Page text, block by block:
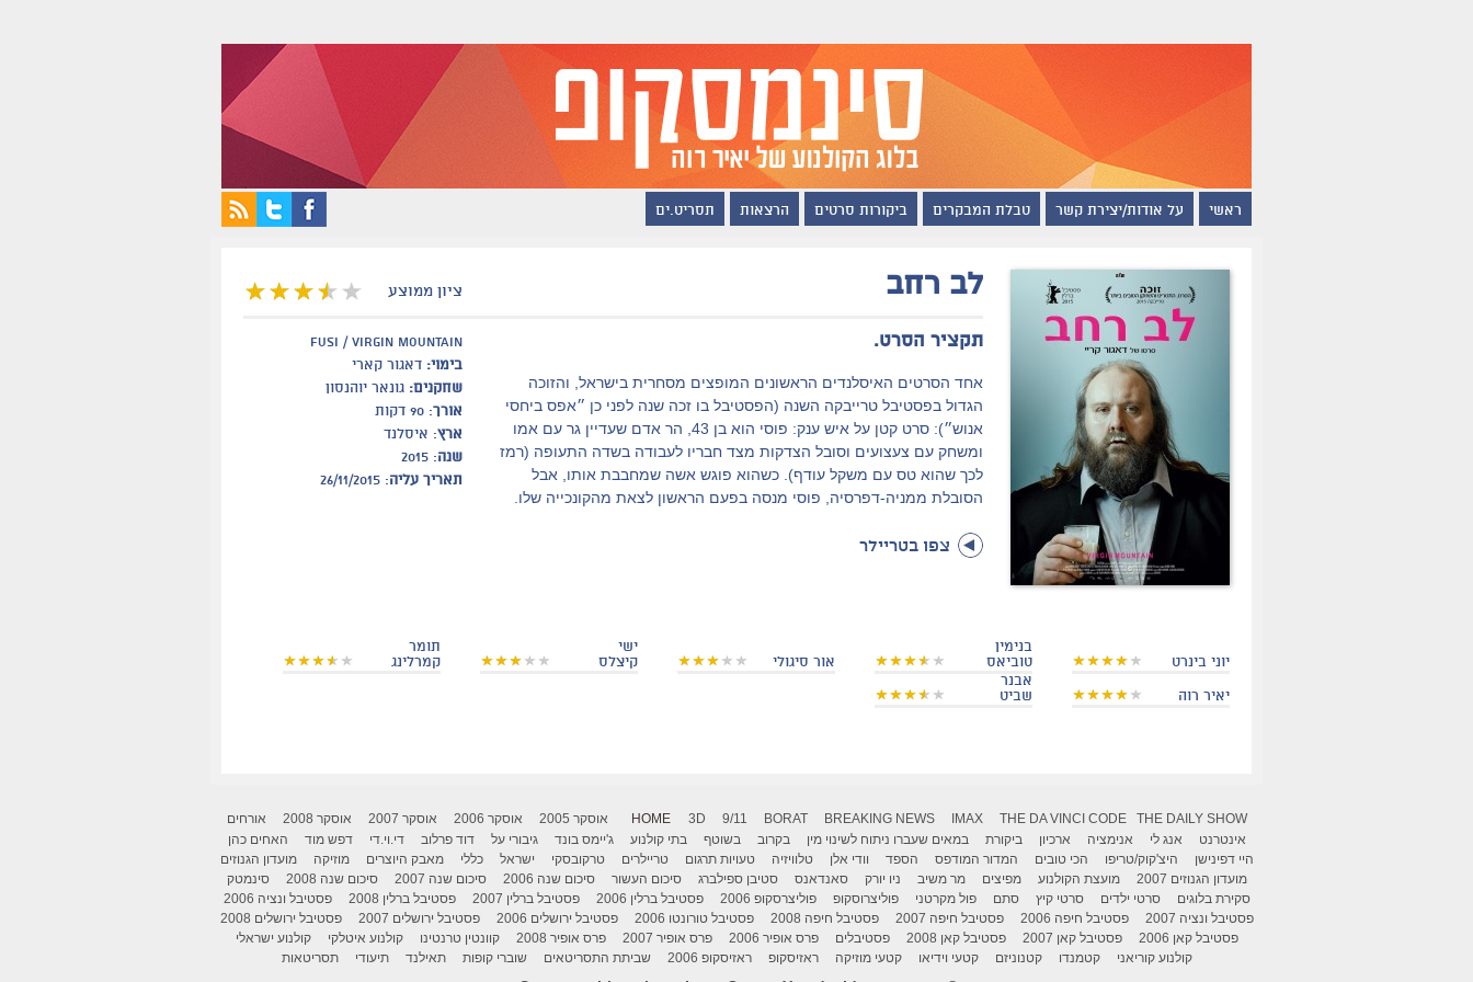
ראשי על אודות/יצירת קשר טבלת המבקרים ביקורות סרטים הרצאות תסריט.ים
ציון ממוצע לב רחב
Fusi / Virgin Mountain
בימוי: דאגור קארי
שחקנים: גונאר יוהנסון
אורך: 90 דקות
ארץ: איסלנד
שנה: 2015
תאריך עליה: 26/11/2015
תקציר הסרט.
אחד הסרטים האיסלנדים הראשונים המופצים מסחרית בישראל, והזוכה
הגדול בפסטיבל טרייבקה השנה (הפסטיבל בו זכה שנה לפני כן ״אפס ביחסי
אנוש״): סרט קטן על איש ענק: פוסי הוא בן 43, הר אדם שעדיין גר עם אמו
ומשחק עם צעצועים וסובל הצדקות מצד חבריו לעבודה בשדה התעופה (רמז
לכך שהוא טס עם משקל עודף). כשהוא פוגש אשה שמחבבת אותו, אבל
הסובלת ממניה-דפרסיה, פוסי מנסה בפעם הראשון לצאת מהקונכייה שלו.
צפו בטריילר
יוני בינרט
בנימין
טוביאס
אור סיגולי
ישי
קיצלס
תומר
קמרלינג
יאיר רוה
אבנר
שביט
HOME 3D 9/11 BORAT BREAKING NEWS IMAX THE DA VINCI CODE THE DAILY SHOW אוסקר 2005 אוסקר 2006 אוסקר 2007 אוסקר 2008
אורחים
אינטרנט
אנג לי אנימציה ארכיון ביקורת במאים שעברו ניתוח לשינוי מין בקרוב בשוטף בתי קולנוע ג'יימס בונד גיבורי על דוד פרלוב די.וי.די דפש מוד
האחים כהן
היי דפינישן
היצ'קוק/טריפו הכי טובים המדור המודפס הספד וודי אלן טלוויזיה טעויות תרגום טריילרים טרקובסקי ישראל כללי מאבק היוצרים מוזיקה
מועדון הגנוזים
מועדון הגנוזים 2007
מועצת הקולנוע מפיצים מר משיב ניו יורק סאנדאנס סטיבן ספילברג סיכום העשור סיכום שנה 2006 סיכום שנה 2007 סיכום שנה 2008
סינמטק
סקירת בלוגים
סרטי ילדים סרטי קיץ סתם פול מקרטני פוליצרוסקופ פוליצרסקופ 2006 פסטיבל ברלין 2006 פסטיבל ברלין 2007 פסטיבל ברלין 2008
פסטיבל ונציה 2006
פסטיבל ונציה 2007
פסטיבל חיפה 2006 פסטיבל חיפה 2007 פסטיבל חיפה 2008 פסטיבל טורונטו 2006 פסטיבל ירושלים 2006 פסטיבל ירושלים 2007
פסטיבל ירושלים 2008
פסטיבל קאן 2006
פסטיבל קאן 2007 פסטיבל קאן 2008 פסטיבלים פרס אופיר 2006 פרס אופיר 2007 פרס אופיר 2008 קוונטין טרנטינו קולנוע איטלקי
קולנוע ישראלי
קולנוע קוריאני
קטמנדו קטנוניזם קטעי וידיאו קטעי מוזיקה ראזיסקופ ראזיסקופ 2006 שביתת התסריטאים שוברי קופות תאילנד תיעודי תסריטאות